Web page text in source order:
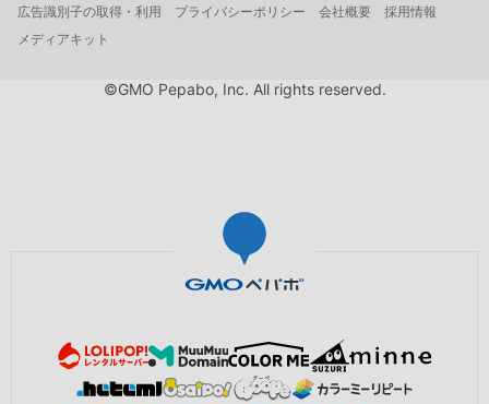
広告識別子の取得・利用
プライバシーポリシー 会社概要
採用情報
メディアキット
©GMO Pepabo, Inc. All rights reserved.